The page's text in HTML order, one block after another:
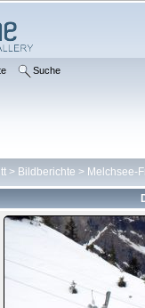
Suche
> Bildberichte > Melchsee-